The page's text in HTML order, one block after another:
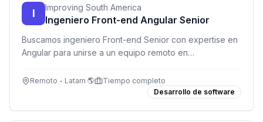
I Improving South America
Ingeniero Front-end Angular Senior
Buscamos ingeniero Front-end Senior con expertise en
Angular para unirse a un equipo remoto en
RxJS obligatorio.
Remoto - Latam 🌎
Tiempo completo
Desarrollo de software